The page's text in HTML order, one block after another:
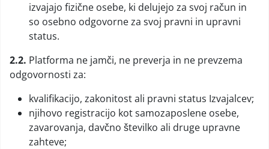
izvajajo fizične osebe, ki delujejo za svoj račun in
so osebno odgovorne za svoj pravni in upravni
status.
2.2. Platforma ne jamči, ne preverja in ne prevzema
odgovornosti za:
kvalifikacijo, zakonitost ali pravni status Izvajalcev;
njihovo registracijo kot samozaposlene osebe,
zavarovanja, davčno številko ali druge upravne
zahteve;